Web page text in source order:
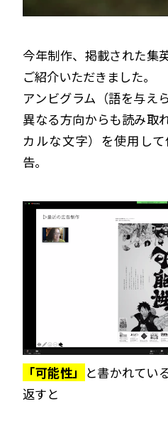
今年制作、掲載された集
ご紹介いただきました。
アンビグラム（語を与え
異なる方向からも読み取
カルな文字） を使用し
告。
「可能性」 と書かれてい
返すと